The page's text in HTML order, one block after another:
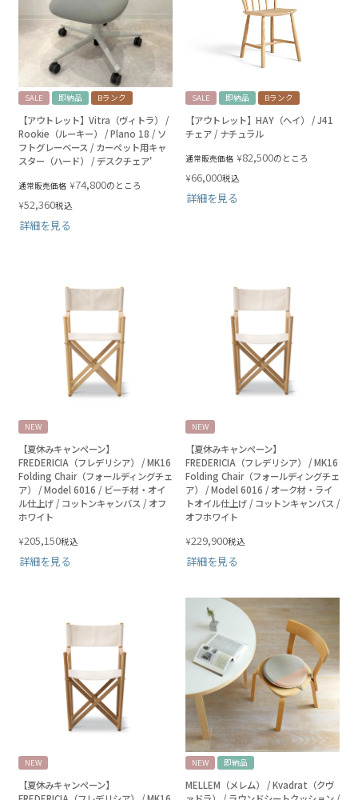
SALE 即納品 Bランク
【アウトレット】Vitra（ヴィトラ） /
Rookie（ルーキー） / Plano 18 / ソ
フトグレーベース / カーペット用キャ
スター（ハード） / デスクチェア'
通常販売価格 ¥74,800のところ
¥52,360税込
詳細を見る
SALE 即納品 Bランク
【アウトレット】HAY（ヘイ） / J41
チェア / ナチュラル
通常販売価格 ¥82,500のところ
¥66,000税込
詳細を見る
NEW
【夏休みキャンペーン】
FREDERICIA（フレデリシア） / MK16
Folding Chair（フォールディングチェ
ア） / Model 6016 / ビーチ材・オイ
ル仕上げ / コットンキャンバス / オフ
ホワイト
¥205,150税込
詳細を見る
NEW
【夏休みキャンペーン】
FREDERICIA（フレデリシア） / MK16
Folding Chair（フォールディングチェ
ア） / Model 6016 / オーク材・ライ
トオイル仕上げ / コットンキャンバス /
オフホワイト
¥229,900税込
詳細を見る
NEW
【夏休みキャンペーン】
NEW 即納品
MELLEM（メレム） / Kvadrat（クヴ